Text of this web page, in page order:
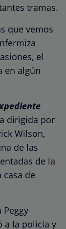
tramas.
que vemos
el
en algún
dirigida por
Wilson,
de las
de la
casa de
a la policía y